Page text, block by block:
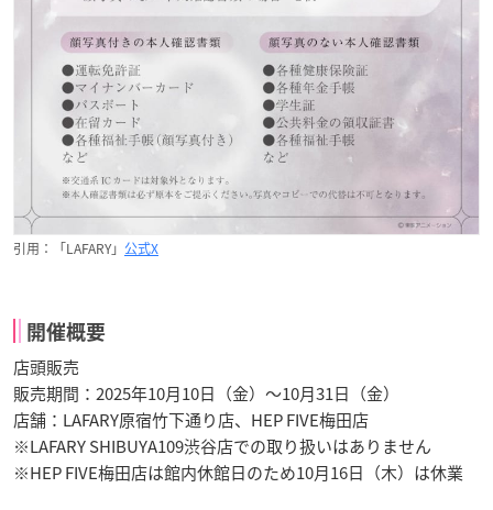
引用：「LAFARY」 公式X
開催概要
店頭販売
販売期間：2025年10月10日（金）〜10月31日（金）
店舗：LAFARY原宿竹下通り店、HEP FIVE梅田店
※LAFARY SHIBUYA109渋谷店での取り扱いはありません
※HEP FIVE梅田店は館内休館日のため10月16日（木）は休業